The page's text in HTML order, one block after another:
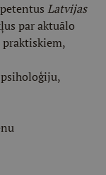
Latvijas
par aktuālo
praktiskiem,